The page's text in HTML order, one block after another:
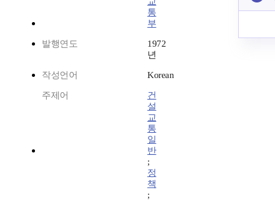
통
부
발행연도
1972
년
작성언어 Korean
주제어
건
설
교
통
일
반
;
정
책
;